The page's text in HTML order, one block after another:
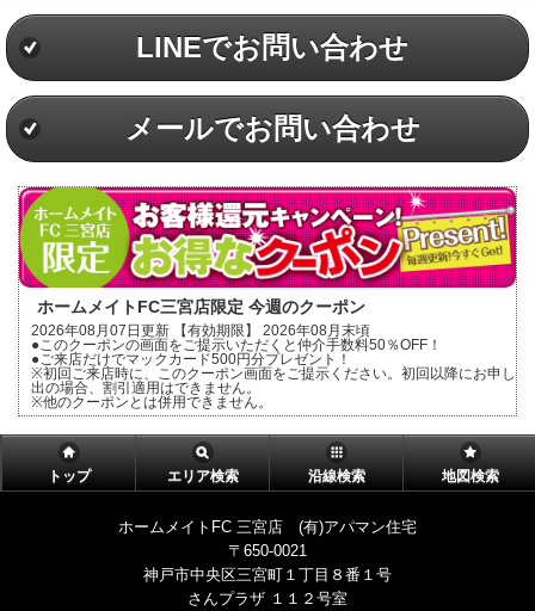
LINEでお問い合わせ
メールでお問い合わせ
ホームメイトFC三宮店限定 今週のクーポン
2026年08月07日更新 【有効期限】 2026年08月末頃
●このクーポンの画面をご提示いただくと仲介手数料50％OFF！
●ご来店だけでマックカード500円分プレゼント！
※初回ご来店時に、このクーポン画面をご提示ください。初回以降にお申し
出の場合、割引適用はできません。
※他のクーポンとは併用できません。
トップ エリア検索 沿線検索 地図検索
ホームメイトFC 三宮店 (有)アパマン住宅
〒650-0021
神戸市中央区三宮町１丁目８番１号
さんプラザ １１２号室